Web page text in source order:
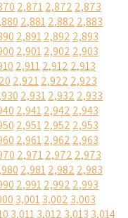
2,8712,872 2,873
2,8812,882 2,883
2,8912,892 2,893
2,9012,902 2,903
2,9112,912 2,913
2,9212,922 2,923
2,9312,932 2,933
2,9412,942 2,943
2,9512,952 2,953
2,9612,962 2,963
2,9712,972 2,973
2,9812,982 2,983
2,9912,992 2,993
3,0013,002 3,003
3,0113,012 3,013 3,014